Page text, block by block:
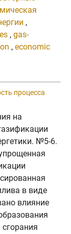
,
, gas-
, economic
процесса
на
№5-6.
в виде
влияние